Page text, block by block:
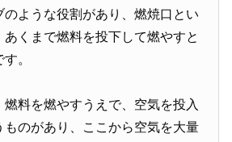
のような役割があり、燃焼口とい
あくまで燃料を投下して燃やすと
。
燃料を燃やすうえで、空気を投入
ものがあり、ここから空気を大量